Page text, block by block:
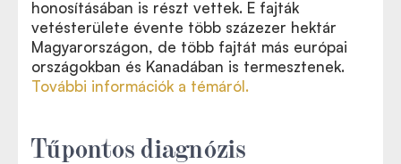
honosításában is részt vettek. E fajták
vetésterülete évente több százezer hektár
Magyarországon, de több fajtát más európai
országokban és Kanadában is termesztenek.
További információk a témáról.
Tűpontos diagnózis